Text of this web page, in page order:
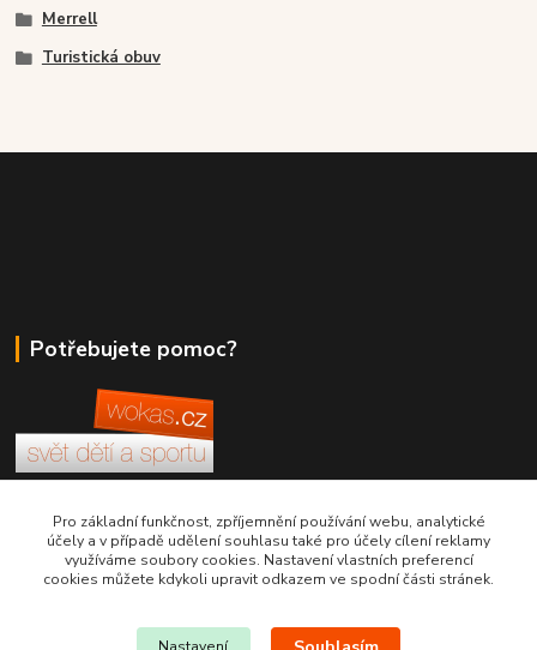
Merrell
Turistická obuv
Potřebujete pomoc?
+420 380 830 198
wokas.online@yahoo.cz
Pro základní funkčnost, zpříjemnění používání webu, analytické
účely a v případě udělení souhlasu také pro účely cílení reklamy
využíváme soubory cookies. Nastavení vlastních preferencí
cookies můžete kdykoli upravit odkazem ve spodní části stránek.